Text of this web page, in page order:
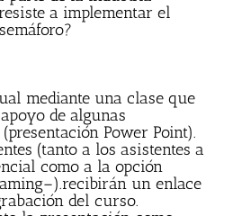
a implementar el
mediante una clase que
de algunas
Power Point).
(tanto a los asistentes a
como a la opción
un enlace
del curso.